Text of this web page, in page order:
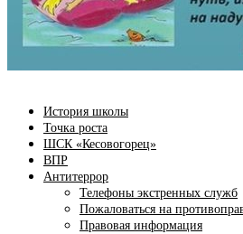
История школы
Точка роста
ШСК «Кесовогорец»
ВПР
Антитеррор
Телефоны экстренных служб
Пожаловаться на
Правовая информация